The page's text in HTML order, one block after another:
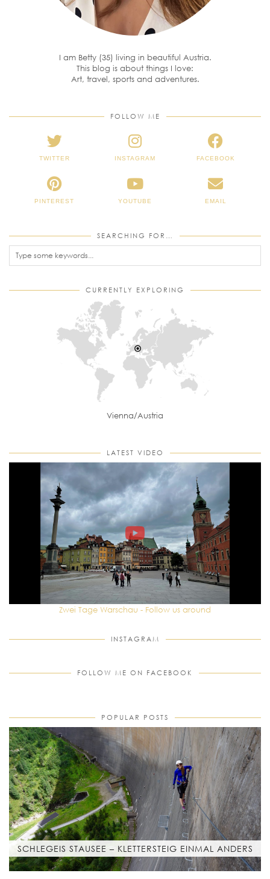
I am Betty (35) living in beautiful Austria.
This blog is about things I love:
Art, travel, sports and adventures.
FOLLOW ME
TWITTER INSTAGRAM FACEBOOK
PINTEREST YOUTUBE EMAIL
SEARCHING FOR…
CURRENTLY EXPLORING
Vienna/Austria
LATEST VIDEO
Zwei Tage Warschau - Follow us around
INSTAGRAM
FOLLOW ME ON FACEBOOK
POPULAR POSTS
SCHLEGEIS STAUSEE – KLETTERSTEIG EINMAL ANDERS